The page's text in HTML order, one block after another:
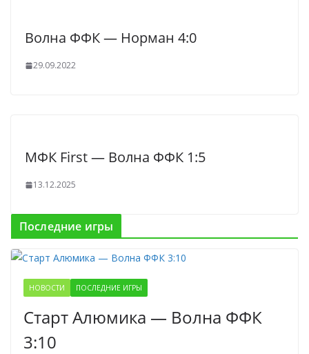
Волна ФФК — Норман 4:0
29.09.2022
МФК First — Волна ФФК 1:5
13.12.2025
Последние игры
НОВОСТИ ПОСЛЕДНИЕ ИГРЫ
Старт Алюмика — Волна ФФК
3:10